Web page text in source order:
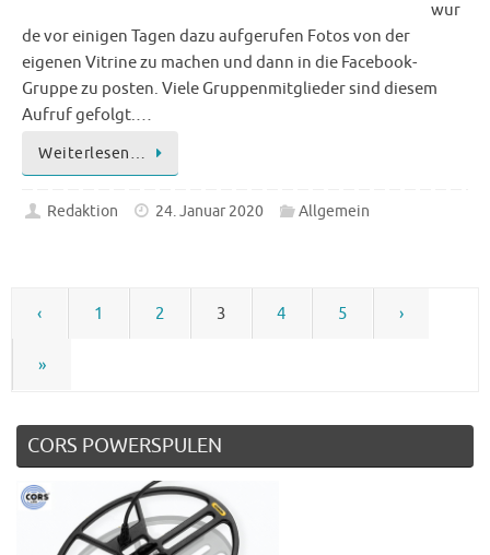
wur
de vor einigen Tagen dazu aufgerufen Fotos von der
eigenen Vitrine zu machen und dann in die Facebook-
Gruppe zu posten. Viele Gruppenmitglieder sind diesem
Aufruf gefolgt.…
Weiterlesen…
Redaktion 24. Januar 2020 Allgemein
‹ 1 2 3 4 5 ›
»
CORS POWERSPULEN